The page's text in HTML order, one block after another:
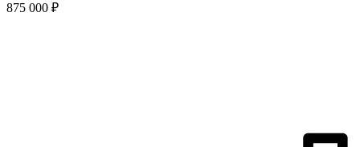
875 000 ₽